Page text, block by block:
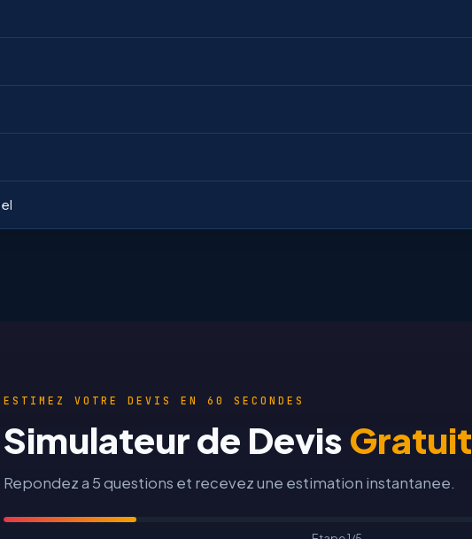
ESTIMEZ VOTRE DEVIS EN 60 SECONDES
Simulateur de DevisGratuit
Repondez a 5 questions et recevez une estimation instantanee.